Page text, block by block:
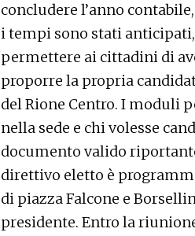
concludere l’anno
i tempi sono stati
permettere ai cittadini di
proporre la propria
del Rione Centro. I moduli
nella sede e chi volesse
documento valido
direttivo eletto è
di piazza Falcone e
presidente. Entro la